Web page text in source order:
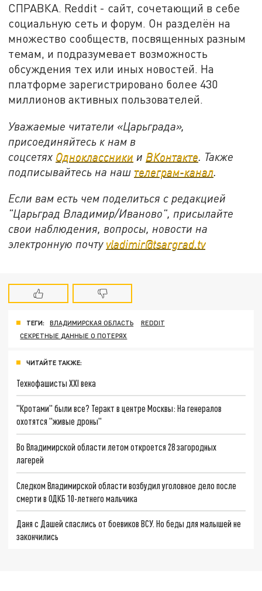
СПРАВКА. Reddit - сайт, сочетающий в себе
социальную сеть и форум. Он разделён на
множество сообществ, посвященных разным
темам, и подразумевает возможность
обсуждения тех или иных новостей. На
платформе зарегистрировано более 430
миллионов активных пользователей.
Уважаемые читатели «Царьграда»,
присоединяйтесь к нам в
соцсетях Одноклассники и ВКонтакте . Также
подписывайтесь на наш телеграм-канал
Если вам есть чем поделиться с редакцией
"Царьград Владимир/Иваново", присылайте
свои наблюдения, вопросы, новости на
электронную почту vladimir@tsargrad.tv
ТЕГИ: ВЛАДИМИРСКАЯ ОБЛАСТЬ
REDDIT
СЕКРЕТНЫЕ ДАННЫЕ О ПОТЕРЯХ
ЧИТАЙТЕ ТАКЖЕ:
Технофашисты XXI века
"Кротами" были все? Теракт в центре Москвы: На генералов
охотятся "живые дроны"
Во Владимирской области летом откроется 28 загородных
лагерей
Следком Владимирской области возбудил уголовное дело после
смерти в ОДКБ 10-летнего мальчика
Даня с Дашей спаслись от боевиков ВСУ. Но беды для малышей не
закончились